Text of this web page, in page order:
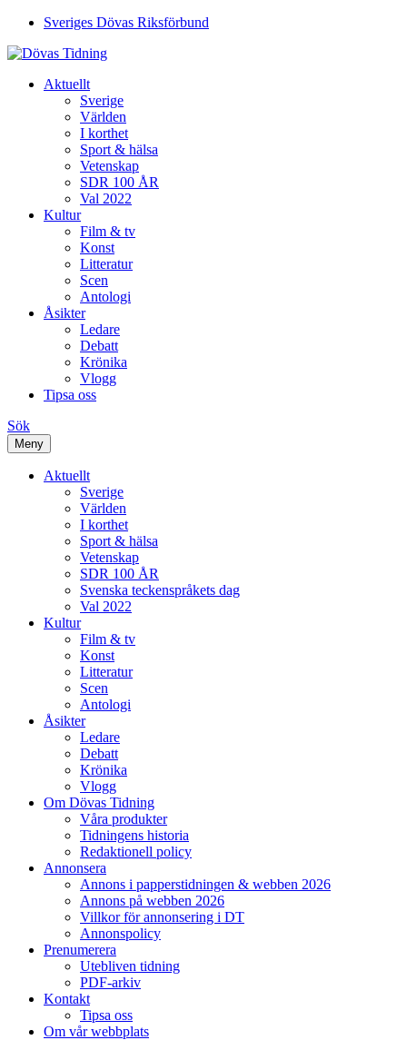
Sveriges Dövas Riksförbund
Aktuellt
Sverige
Världen
I korthet
Sport & hälsa
Vetenskap
SDR 100 ÅR
Val 2022
Kultur
Film & tv
Konst
Litteratur
Scen
Antologi
Åsikter
Ledare
Debatt
Krönika
Vlogg
Tipsa oss
Sök
Meny
Aktuellt
Sverige
Världen
I korthet
Sport & hälsa
Vetenskap
SDR 100 ÅR
Svenska teckenspråkets dag
Val 2022
Kultur
Film & tv
Konst
Litteratur
Scen
Antologi
Åsikter
Ledare
Debatt
Krönika
Vlogg
Om Dövas Tidning
Våra produkter
Tidningens historia
Redaktionell policy
Annonsera
Annons i papperstidningen & webben 2026
Annons på webben 2026
Villkor för annonsering i DT
Annonspolicy
Prenumerera
Utebliven tidning
PDF-arkiv
Kontakt
Tipsa oss
Om vår webbplats